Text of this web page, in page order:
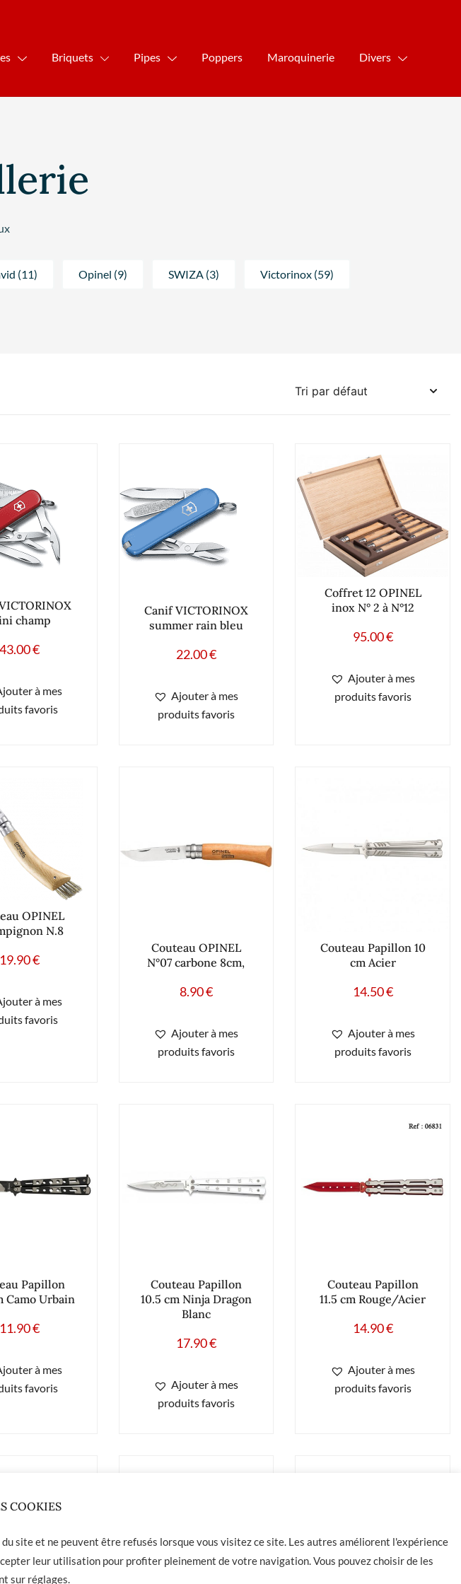
Briquets Pipes Poppers Maroquinerie Divers
(11) Opinel (9) SWIZA (3) Victorinox (59)
champ
43.00€
à mes
favoris
Canif VICTORINOX
summer rain bleu
22.00€
Ajouter à mes
produits favoris
Coffret 12 OPINEL
inox N° 2 à N°12
95.00€
Ajouter à mes
produits favoris
OPINEL
N.8
19.90€
à mes
favoris
Couteau OPINEL
N°07 carbone 8cm,
8.90€
Ajouter à mes
produits favoris
Couteau Papillon 10
cm Acier
14.50€
Ajouter à mes
produits favoris
Papillon
Camo Urbain
11.90€
à mes
favoris
Couteau Papillon
10.5 cm Ninja Dragon
Blanc
17.90€
Ajouter à mes
produits favoris
Couteau Papillon
11.5 cm Rouge/Acier
14.90€
Ajouter à mes
produits favoris
COOKIES
site et ne peuvent être refusés lorsque vous visitez ce site. Les autres améliorent l'expérience
leur utilisation pour profiter pleinement de votre navigation. Vous pouvez choisir de les
sur réglages.